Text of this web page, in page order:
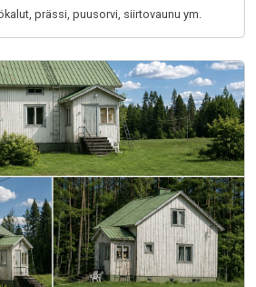
prässi, puusorvi, siirtovaunu ym.